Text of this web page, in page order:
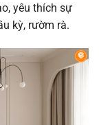
yêu thích sự
kỳ, rườm rà.